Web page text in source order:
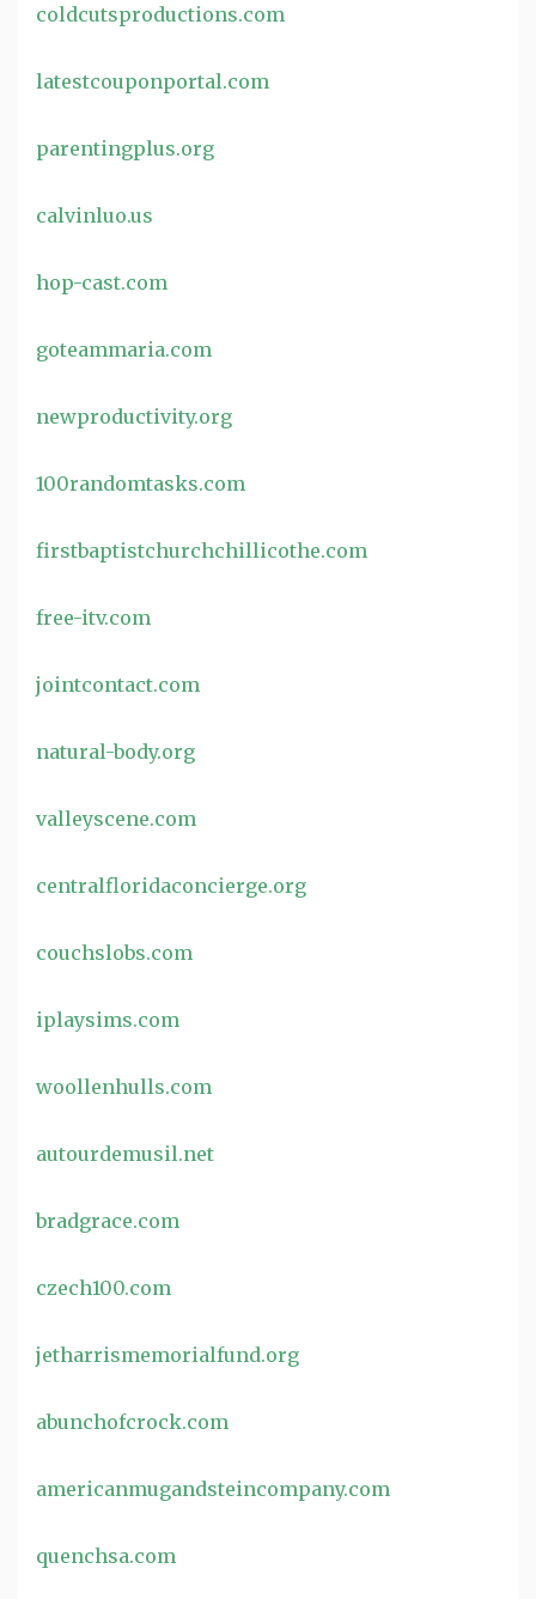
coldcutsproductions.com
latestcouponportal.com
parentingplus.org
calvinluo.us
hop-cast.com
goteammaria.com
newproductivity.org
100randomtasks.com
firstbaptistchurchchillicothe.com
free-itv.com
jointcontact.com
natural-body.org
valleyscene.com
centralfloridaconcierge.org
couchslobs.com
iplaysims.com
woollenhulls.com
autourdemusil.net
bradgrace.com
czech100.com
jetharrismemorialfund.org
abunchofcrock.com
americanmugandsteincompany.com
quenchsa.com